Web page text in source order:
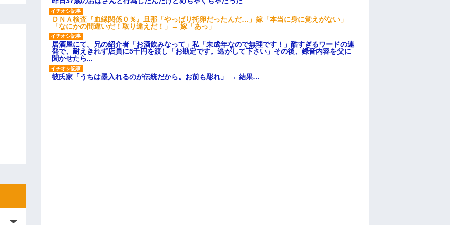
ＤＮＡ検査『血縁関係０％』旦那「やっぱり托卵だったんだ…」嫁「本当に身に覚えがない」
「なにかの間違いだ！取り違えだ！」→ 嫁「あっ」
居酒屋にて。兄の紹介者「お酒飲みなって」私「未成年なので無理です！」酷すぎるワードの連
発で、耐えきれず店員に5千円を渡し「お勘定です。逃がして下さい」その後、録音内容を父に
聞かせたら...
彼氏家「うちは墨入れるのが伝統だから。お前も彫れ」 → 結果…